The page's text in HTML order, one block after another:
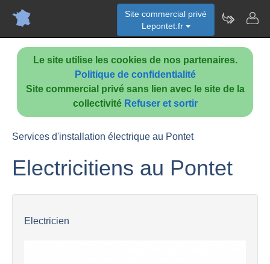
Le site utilise les cookies de nos partenaires.
Politique de confidentialité
Site commercial privé sans lien avec le site de la
collectivité Refuser et sortir
Site commercial privé
Lepontet.fr
Services d'installation électrique au Pontet
Electricitiens au Pontet
Electricien